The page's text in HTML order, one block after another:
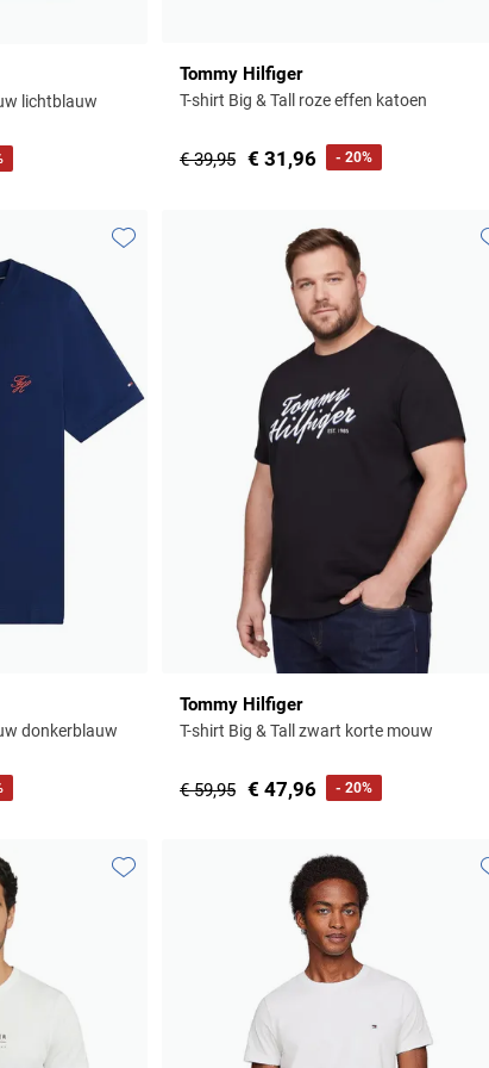
lichtblauw
Tommy Hilfiger
T-shirt Big & Tall roze effen katoen
€ 39,95 € 31,96 - 20%
donkerblauw
Toevoegen aan favorieten
Tommy Hilfiger
T-shirt Big & Tall zwart korte mouw
€ 59,95 € 47,96 - 20%
Toevoegen aan favorieten